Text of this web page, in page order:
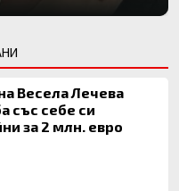
Весела Лечева
със себе си
за 2 млн. евро